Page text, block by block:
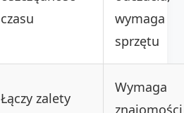
czasu
wymaga
sprzętu
Łączy zalety
Wymaga
znajomości